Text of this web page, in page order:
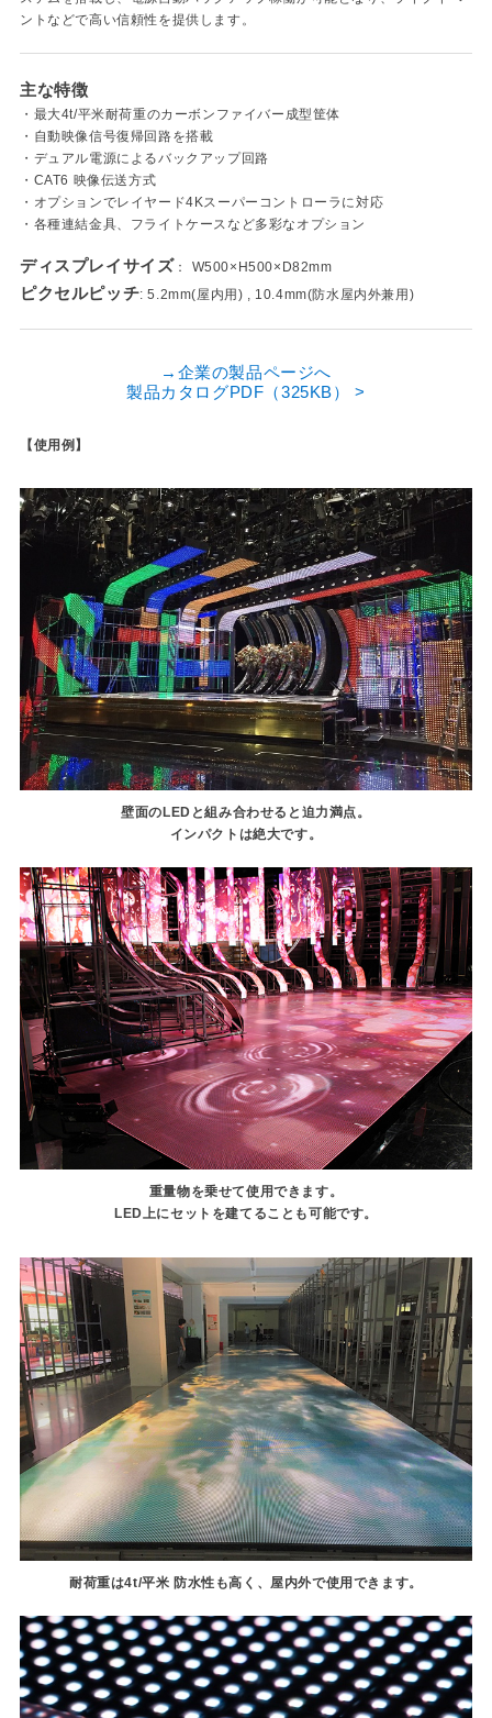
ントなどで高い信頼性を提供します。
主な特徴
・最大4t/平米耐荷重のカーボンファイバー成型筐体
・自動映像信号復帰回路を搭載
・デュアル電源によるバックアップ回路
・CAT6 映像伝送方式
・オプションでレイヤード4Kスーパーコントローラに対応
・各種連結金具、フライトケースなど多彩なオプション
ディスプレイサイズ ： W500×H500×D82mm
ピクセルピッチ: 5.2mm(屋内用) , 10.4mm(防水屋内外兼用)
→企業の製品ページへ
製品カタログPDF（325KB） >
【使用例】
壁面のLEDと組み合わせると迫力満点。
インパクトは絶大です。
重量物を乗せて使用できます。
LED上にセットを建てることも可能です。
耐荷重は4t/平米 防水性も高く、屋内外で使用できます。